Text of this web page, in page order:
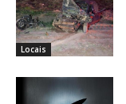
Locais